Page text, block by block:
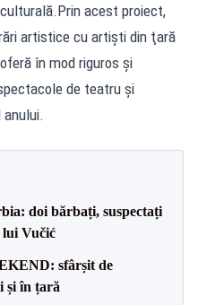
acest proiect,
artistice cu artişti din ţară
în mod riguros şi
de teatru şi
doi bărbați, suspectați
lui Vučić
sfârșit de
și în țară